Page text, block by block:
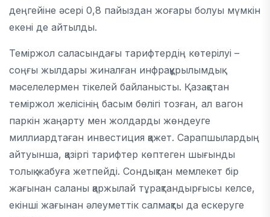
деңгейіне әсері 0,8 пайыздан жоғары болуы мүмкін
екені де айтылды.
Теміржол саласындағы тарифтердің көтерілуі –
соңғы жылдары жиналған инфрақұрылымдық
мәселелермен тікелей байланысты. Қазақстан
теміржол желісінің басым бөлігі тозған, ал вагон
паркін жаңарту мен жолдарды жөндеуге
миллиардтаған инвестиция қажет. Сарапшылардың
айтуынша, қазіргі тарифтер көптеген шығынды
толық жабуға жетпейді. Сондықтан мемлекет бір
жағынан саланы қаржылай тұрақтандырғысы келсе,
екінші жағынан әлеуметтік салмақты да ескеруге